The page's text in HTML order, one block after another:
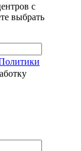
с
выбрать